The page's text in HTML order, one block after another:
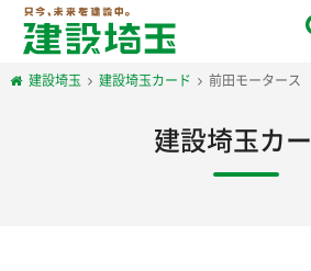
建設埼玉 建設埼玉カード 前田モータース
建設埼玉カ